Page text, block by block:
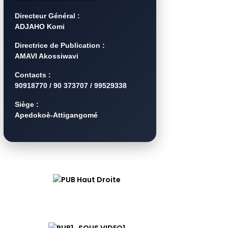
Directeur Général :
ADJAHO Komi
Directrice de Publication :
AMAVI Akossiwavi
Contacts :
90918770 / 90 373707 / 99529338
Siège :
Apedokoè-Attigangomé